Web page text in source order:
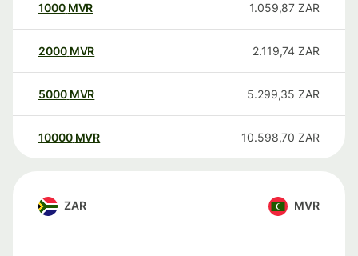
1000 MVR 1.059,87 ZAR
2000 MVR 2.119,74 ZAR
5000 MVR 5.299,35 ZAR
10000 MVR 10.598,70 ZAR
ZAR MVR